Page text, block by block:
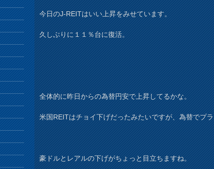
今日のJ-REITはいい上昇をみせています。
久しぶりに１１％台に復活。
全体的に昨日からの為替円安で上昇してるかな。
米国REITはチョイ下げだったみたいですが、為替でプ
豪ドルとレアルの下げがちょっと目立ちますね。